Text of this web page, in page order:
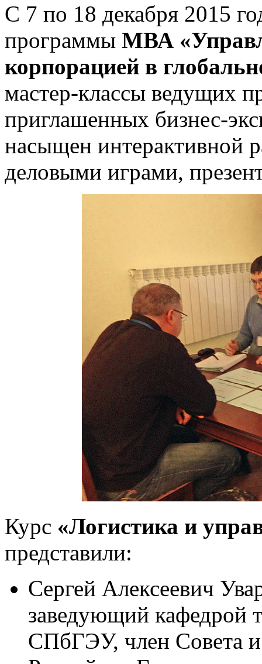
С 7 по 18 декабря 2015
программы МВА
корпорацией в
мастер-классы ведущих
приглашенных бизнес-
насыщен интерактивной
деловыми играми,
Курс «Логистика и
представили:
Сергей Алексеевич
заведующий кафедрой
СПбГЭУ, член Совета